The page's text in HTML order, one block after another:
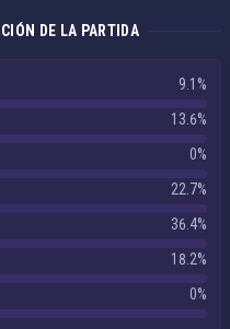
DE LA PARTIDA
9.1%
13.6%
0%
22.7%
36.4%
18.2%
0%